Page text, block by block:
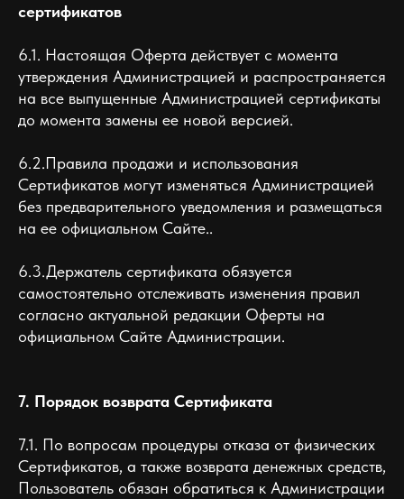
сертификатов
6.1. Настоящая Оферта действует с момента
утверждения Администрацией и распространяется
на все выпущенные Администрацией сертификаты
до момента замены ее новой версией.
6.2.Правила продажи и использования
Сертификатов могут изменяться Администрацией
без предварительного уведомления и размещаться
на ее официальном Сайте..
6.3.Держатель сертификата обязуется
самостоятельно отслеживать изменения правил
согласно актуальной редакции Оферты на
официальном Сайте Администрации.
7. Порядок возврата Сертификата
7.1. По вопросам процедуры отказа от физических
Сертификатов, а также возврата денежных средств,
Пользователь обязан обратиться к Администрации